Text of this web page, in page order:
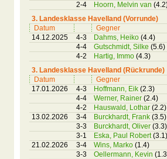
2-4
Hoorn, Melvin van
3. Landesklasse Havelland (Vorrunde)
Datum
Gegner
14.12.2025
4-3 Dahms, Heiko (4.4)
4-4
Gutschmidt, Silke (5.6)
4-2
Hartig, Immo (4.3)
3. Landesklasse Havelland (Rückrunde)
Datum
Gegner
17.01.2026
4-3 Hoffmann, Eik (2.3)
4-4
Werner, Rainer (2.4)
4-2
Hauswald, Lothar (2.2)
13.02.2026
3-4 Burckhardt, Frank (3.5)
3-3
Burckhardt, Oliver (3.3)
3-1
Eska, Paul Robert(3.1)
21.02.2026
3-4 Wins, Marko (1.4)
3-3
Oellermann, Kevin